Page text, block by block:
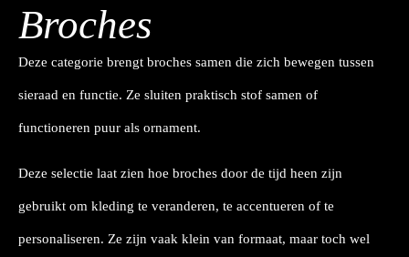
Broches
Deze categorie brengt broches samen die zich bewegen tussen
sieraad en functie. Ze sluiten praktisch stof samen of
functioneren puur als ornament.
Deze selectie laat zien hoe broches door de tijd heen zijn
gebruikt om kleding te veranderen, te accentueren of te
personaliseren. Ze zijn vaak klein van formaat, maar toch wel